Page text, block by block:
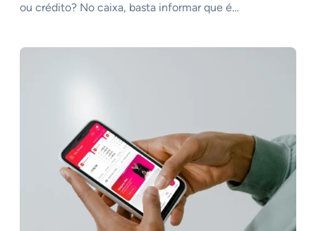
ou crédito? No caixa, basta informar que é…